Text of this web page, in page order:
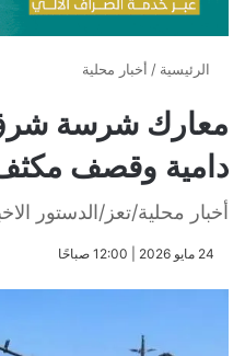
الرئيسية / أخبار محلية
معارك شرسة
دامية وقصف مكثف
أخبار محلية/تعز/الدستور
​24 مايو 2026 | 12:00 صباحًا